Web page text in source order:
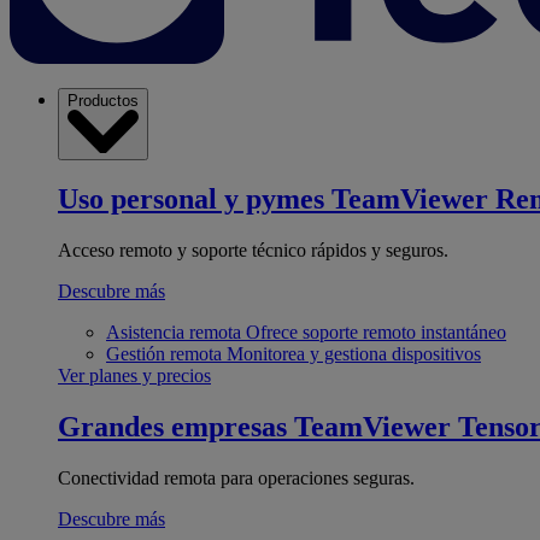
Productos
Uso personal y pymes TeamViewer
Acceso remoto y soporte técnico rápidos y seguros.
Descubre más
Asistencia remota Ofrece soporte remoto instantáneo
Gestión remota Monitorea y gestiona dispositivos
Ver planes y precios
Grandes empresas TeamViewer Tensor
Conectividad remota para operaciones seguras.
Descubre más